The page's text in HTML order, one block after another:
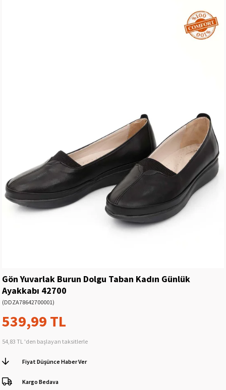
Gön Yuvarlak Burun Dolgu Taban Kadın Günlük
Ayakkabı 42700
(DDZA78642700001)
539,99 TL
54,83 TL 'den başlayan taksitlerle
Fiyat Düşünce Haber Ver
Kargo Bedava